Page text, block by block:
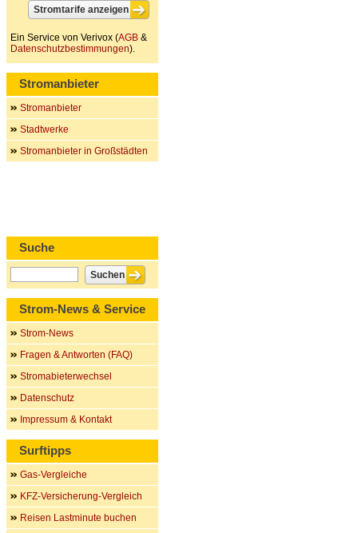
Ein Service von Verivox (AGB &
Datenschutzbestimmungen).
Stromanbieter
Stromanbieter
Stadtwerke
Stromanbieter in Großstädten
Suche
Strom-News & Service
Strom-News
Fragen & Antworten (FAQ)
Stromabieterwechsel
Datenschutz
Impressum & Kontakt
Surftipps
Gas-Vergleiche
KFZ-Versicherung-Vergleich
Reisen Lastminute buchen